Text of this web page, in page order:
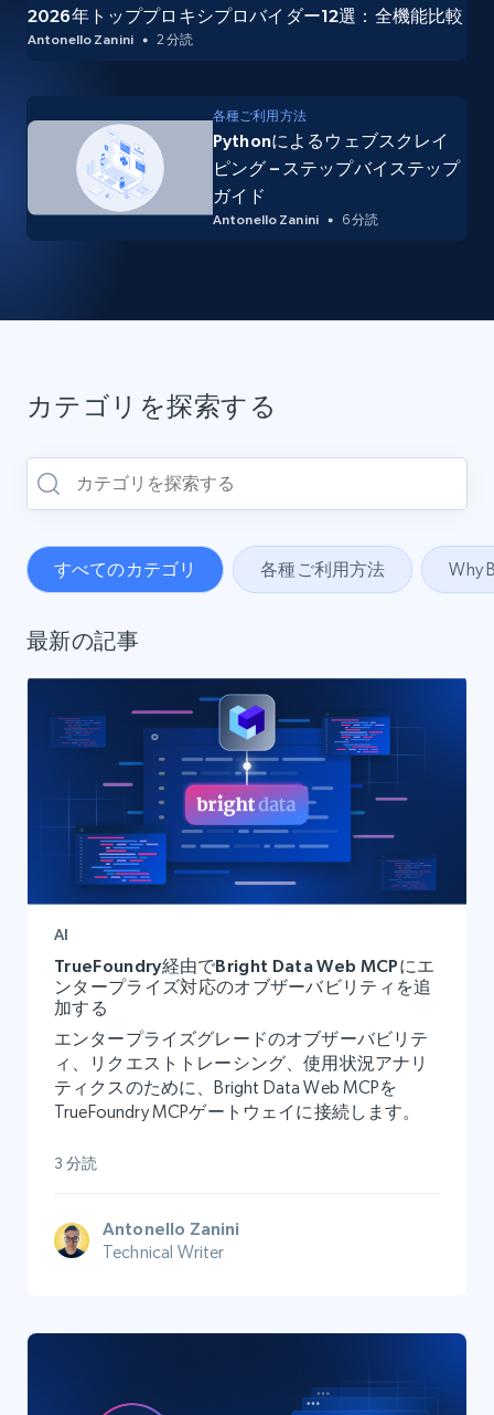
2026年トッププロキシプロバイダー12選：全機能比較
Antonello Zanini 2 分読
各種ご利用方法
Pythonによるウェブスクレイ
ピング – ステップバイステップ
ガイド
Antonello Zanini 6 分読
カテゴリを探索する
すべてのカテゴリ 各種ご利用方法 Why
最新の記事
AI
TrueFoundry経由でBright Data Web MCPにエ
ンタープライズ対応のオブザーバビリティを追
加する
エンタープライズグレードのオブザーバビリテ
ィ、リクエストトレーシング、使用状況アナリ
ティクスのために、Bright Data Web MCPを
TrueFoundry MCPゲートウェイに接続します。
3 分読
Antonello Zanini
Technical Writer